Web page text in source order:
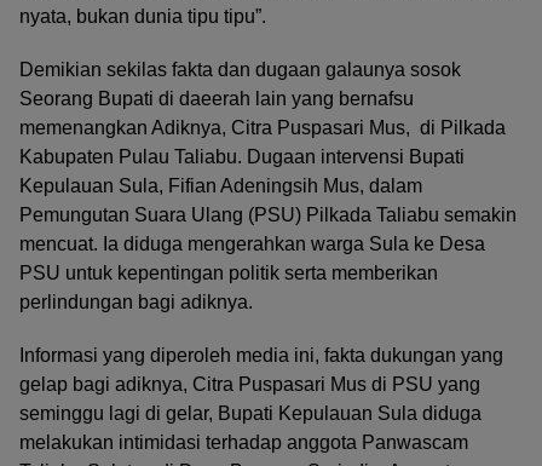
nyata, bukan dunia tipu tipu”.
Demikian sekilas fakta dan dugaan galaunya sosok
Seorang Bupati di daeerah lain yang bernafsu
memenangkan Adiknya, Citra Puspasari Mus, di Pilkada
Kabupaten Pulau Taliabu. Dugaan intervensi Bupati
Kepulauan Sula, Fifian Adeningsih Mus, dalam
Pemungutan Suara Ulang (PSU) Pilkada Taliabu semakin
mencuat. Ia diduga mengerahkan warga Sula ke Desa
PSU untuk kepentingan politik serta memberikan
perlindungan bagi adiknya.
Informasi yang diperoleh media ini, fakta dukungan yang
gelap bagi adiknya, Citra Puspasari Mus di PSU yang
seminggu lagi di gelar, Bupati Kepulauan Sula diduga
melakukan intimidasi terhadap anggota Panwascam